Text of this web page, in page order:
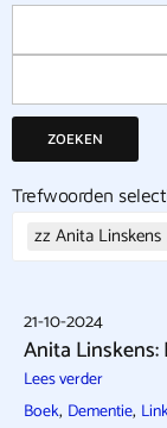
ZOEKEN
Trefwoorden
zz Anita Linskens
21-10-2024
Anita Linskens:
Lees verder
Boek, Dementie,